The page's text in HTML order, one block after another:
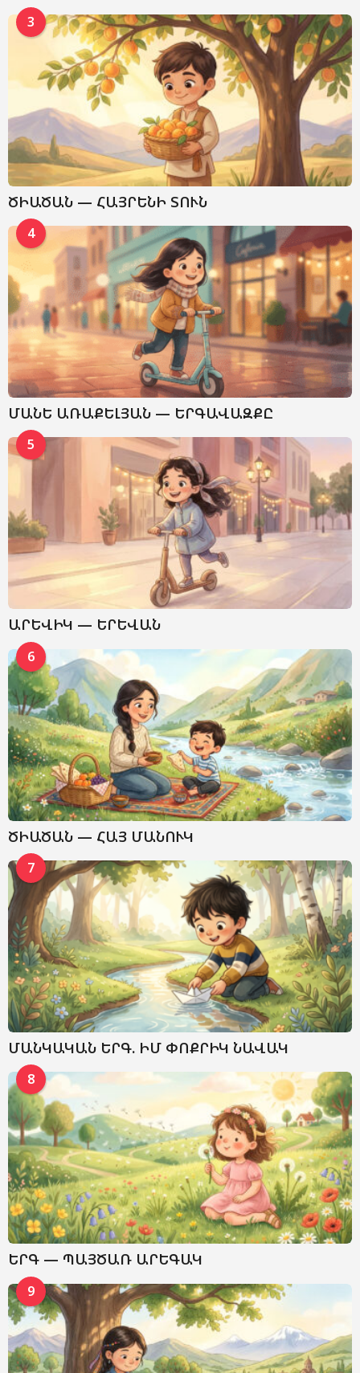
3
ԾԻԱԾԱՆ — ՀԱՅՐԵՆԻ ՏՈՒՆ
4
ՄԱՆԵ ԱՌԱՔԵԼՅԱՆ — ԵՐԳԱՎԱԶՔԸ
5
ԱՐԵՎԻԿ — ԵՐԵՎԱՆ
6
ԾԻԱԾԱՆ — ՀԱՅ ՄԱՆՈՒԿ
7
ՄԱՆԿԱԿԱՆ ԵՐԳ. ԻՄ ՓՈՔՐԻԿ ՆԱՎԱԿ
8
ԵՐԳ — ՊԱՅԾԱՌ ԱՐԵԳԱԿ
9